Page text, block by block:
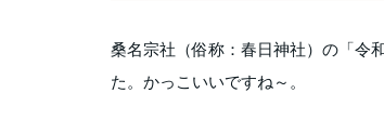
桑名宗社（俗称：春日神社）の「令
た。かっこいいですね～。